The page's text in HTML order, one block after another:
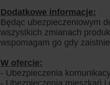
Dodatkowe informacje:
Będąc ubezpieczeniowym
wszystkich zmianach
wspomagam go gdy
W ofercie:
- Ubezpieczenia